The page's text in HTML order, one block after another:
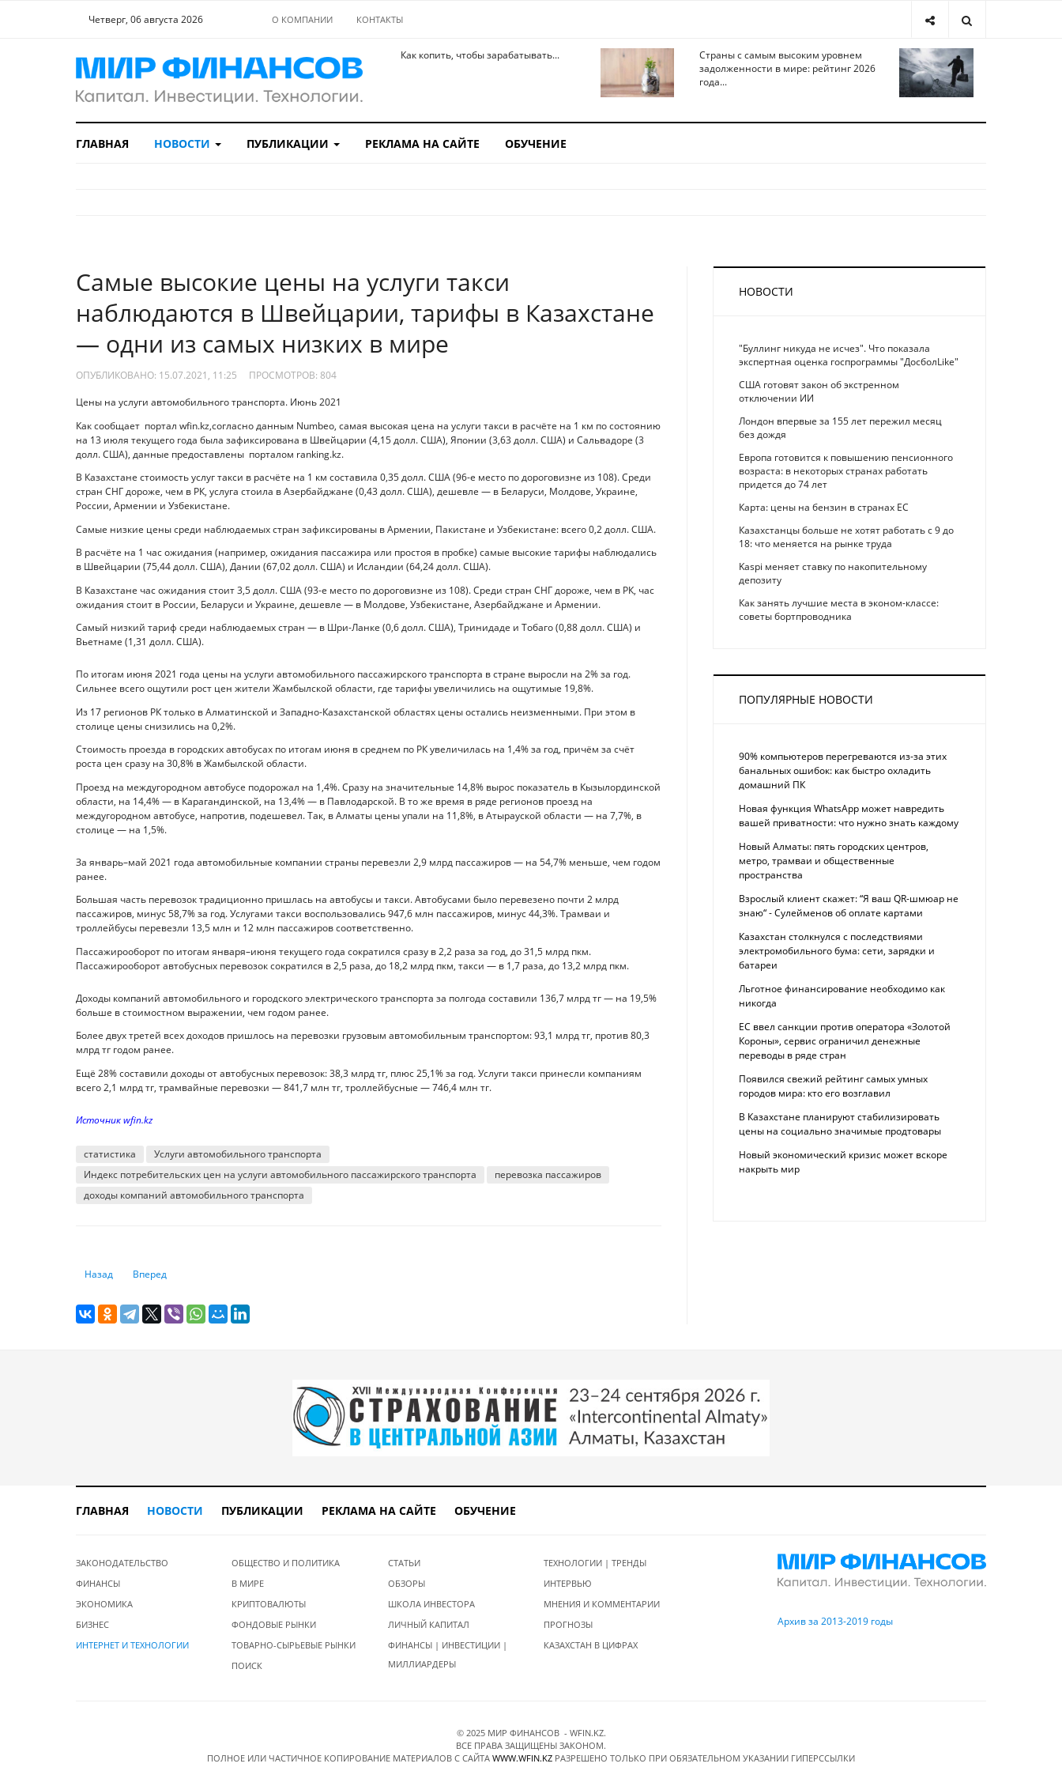
Четверг, 06 августа 2026 О КОМПАНИИ КОНТАКТЫ
Как копить, чтобы зарабатывать...
Страны с самым высоким уровнем
задолженности в мире: рейтинг 2026
года...
ГЛАВНАЯ НОВОСТИ ПУБЛИКАЦИИ РЕКЛАМА НА САЙТЕ ОБУЧЕНИЕ
Самые высокие цены на услуги такси
наблюдаются в Швейцарии, тарифы в Казахстане
— одни из самых низких в мире
ОПУБЛИКОВАНО: 15.07.2021, 11:25 ПРОСМОТРОВ: 804
Цены на услуги автомобильного транспорта. Июнь 2021
Как сообщает портал wfin.kz,согласно данным Numbeo, самая высокая цена на услуги такси в расчёте на 1 км по состоянию
на 13 июля текущего года была зафиксирована в Швейцарии (4,15 долл. США), Японии (3,63 долл. США) и Сальвадоре (3
долл. США), данные предоставлены порталом ranking.kz.
В Казахстане стоимость услуг такси в расчёте на 1 км составила 0,35 долл. США (96-е место по дороговизне из 108). Среди
стран СНГ дороже, чем в РК, услуга стоила в Азербайджане (0,43 долл. США), дешевле — в Беларуси, Молдове, Украине,
России, Армении и Узбекистане.
Самые низкие цены среди наблюдаемых стран зафиксированы в Армении, Пакистане и Узбекистане: всего 0,2 долл. США.
В расчёте на 1 час ожидания (например, ожидания пассажира или простоя в пробке) самые высокие тарифы наблюдались
в Швейцарии (75,44 долл. США), Дании (67,02 долл. США) и Исландии (64,24 долл. США).
В Казахстане час ожидания стоит 3,5 долл. США (93-е место по дороговизне из 108). Среди стран СНГ дороже, чем в РК, час
ожидания стоит в России, Беларуси и Украине, дешевле — в Молдове, Узбекистане, Азербайджане и Армении.
Самый низкий тариф среди наблюдаемых стран — в Шри-Ланке (0,6 долл. США), Тринидаде и Тобаго (0,88 долл. США) и
Вьетнаме (1,31 долл. США).
По итогам июня 2021 года цены на услуги автомобильного пассажирского транспорта в стране выросли на 2% за год.
Сильнее всего ощутили рост цен жители Жамбылской области, где тарифы увеличились на ощутимые 19,8%.
Из 17 регионов РК только в Алматинской и Западно-Казахстанской областях цены остались неизменными. При этом в
столице цены снизились на 0,2%.
Стоимость проезда в городских автобусах по итогам июня в среднем по РК увеличилась на 1,4% за год, причём за счёт
роста цен сразу на 30,8% в Жамбылской области.
Проезд на междугородном автобусе подорожал на 1,4%. Сразу на значительные 14,8% вырос показатель в Кызылординской
области, на 14,4% — в Карагандинской, на 13,4% — в Павлодарской. В то же время в ряде регионов проезд на
междугородном автобусе, напротив, подешевел. Так, в Алматы цены упали на 11,8%, в Атырауской области — на 7,7%, в
столице — на 1,5%.
За январь–май 2021 года автомобильные компании страны перевезли 2,9 млрд пассажиров — на 54,7% меньше, чем годом
ранее.
Большая часть перевозок традиционно пришлась на автобусы и такси. Автобусами было перевезено почти 2 млрд
пассажиров, минус 58,7% за год. Услугами такси воспользовались 947,6 млн пассажиров, минус 44,3%. Трамваи и
троллейбусы перевезли 13,5 млн и 12 млн пассажиров соответственно.
Пассажирооборот по итогам января–июня текущего года сократился сразу в 2,2 раза за год, до 31,5 млрд пкм.
Пассажирооборот автобусных перевозок сократился в 2,5 раза, до 18,2 млрд пкм, такси — в 1,7 раза, до 13,2 млрд пкм.
Доходы компаний автомобильного и городского электрического транспорта за полгода составили 136,7 млрд тг — на 19,5%
больше в стоимостном выражении, чем годом ранее.
Более двух третей всех доходов пришлось на перевозки грузовым автомобильным транспортом: 93,1 млрд тг, против 80,3
млрд тг годом ранее.
Ещё 28% составили доходы от автобусных перевозок: 38,3 млрд тг, плюс 25,1% за год. Услуги такси принесли компаниям
всего 2,1 млрд тг, трамвайные перевозки — 841,7 млн тг, троллейбусные — 746,4 млн тг.
Источник wfin.kz
статистика
Услуги автомобильного транспорта
Индекс потребительских цен на услуги автомобильного пассажирского транспорта
перевозка пассажиров
доходы компаний автомобильного транспорта
Предыдущий: В рейтинге стран по борьбе с изменениями климата Казахстан занял 55-е место из 61
Назад Следующий: Мощности есть, но приостанавливают без дела
Вперед
НОВОСТИ
"Буллинг никуда не исчез". Что показала
экспертная оценка госпрограммы "ДосболLike"
США готовят закон об экстренном
отключении ИИ
Лондон впервые за 155 лет пережил месяц
без дождя
Европа готовится к повышению пенсионного
возраста: в некоторых странах работать
придется до 74 лет
Карта: цены на бензин в странах ЕС
Казахстанцы больше не хотят работать с 9 до
18: что меняется на рынке труда
Kaspi меняет ставку по накопительному
депозиту
Как занять лучшие места в эконом-классе:
советы бортпроводника
ПОПУЛЯРНЫЕ НОВОСТИ
90% компьютеров перегреваются из-за этих
банальных ошибок: как быстро охладить
домашний ПК
Новая функция WhatsApp может навредить
вашей приватности: что нужно знать каждому
Новый Алматы: пять городских центров,
метро, трамваи и общественные
пространства
Взрослый клиент скажет: “Я ваш QR-шмюар не
знаю“ - Сулейменов об оплате картами
Казахстан столкнулся с последствиями
электромобильного бума: сети, зарядки и
батареи
Льготное финансирование необходимо как
никогда
ЕС ввел санкции против оператора «Золотой
Короны», сервис ограничил денежные
переводы в ряде стран
Появился свежий рейтинг самых умных
городов мира: кто его возглавил
В Казахстане планируют стабилизировать
цены на социально значимые продтовары
Новый экономический кризис может вскоре
накрыть мир
ГЛАВНАЯ НОВОСТИ ПУБЛИКАЦИИ РЕКЛАМА НА САЙТЕ ОБУЧЕНИЕ
ЗАКОНОДАТЕЛЬСТВО
ФИНАНСЫ
ЭКОНОМИКА
БИЗНЕС
ИНТЕРНЕТ И ТЕХНОЛОГИИ
ОБЩЕСТВО И ПОЛИТИКА
В МИРЕ
КРИПТОВАЛЮТЫ
ФОНДОВЫЕ РЫНКИ
ТОВАРНО-СЫРЬЕВЫЕ РЫНКИ
ПОИСК
СТАТЬИ
ОБЗОРЫ
ШКОЛА ИНВЕСТОРА
ЛИЧНЫЙ КАПИТАЛ
ФИНАНСЫ | ИНВЕСТИЦИИ |
МИЛЛИАРДЕРЫ
ТЕХНОЛОГИИ | ТРЕНДЫ
ИНТЕРВЬЮ
МНЕНИЯ И КОММЕНТАРИИ
ПРОГНОЗЫ
КАЗАХСТАН В ЦИФРАХ
Архив за 2013-2019 годы
© 2025 МИР ФИНАНСОВ - WFIN.KZ.
ВСЕ ПРАВА ЗАЩИЩЕНЫ ЗАКОНОМ.
ПОЛНОЕ ИЛИ ЧАСТИЧНОЕ КОПИРОВАНИЕ МАТЕРИАЛОВ C САЙТА WWW.WFIN.KZ РАЗРЕШЕНО ТОЛЬКО ПРИ ОБЯЗАТЕЛЬНОМ УКАЗАНИИ ГИПЕРССЫЛКИ